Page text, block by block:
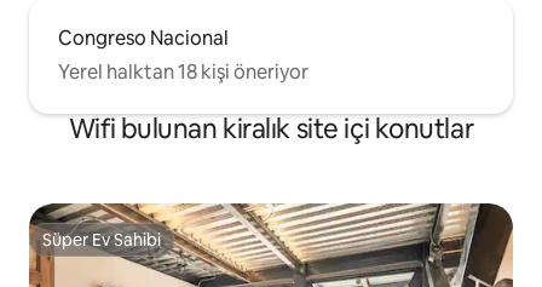
Congreso Nacional
Yerel halktan 18 kişi öneriyor
Wifi bulunan kiralık site içi konutlar
Süper Ev Sahibi
Süper Ev Sahibi